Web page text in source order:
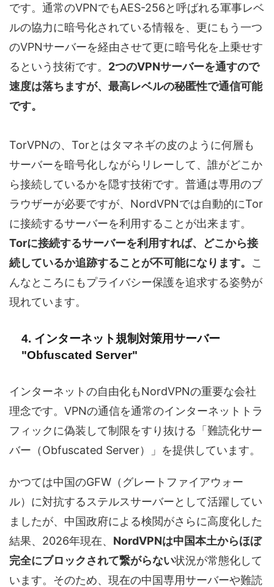
です。通常のVPNでもAES-256と呼ばれる軍事レベ
ルの協力に暗号化されている情報を、更にもう一つ
のVPNサーバーを経由させて更に暗号化を上乗せす
るという技術です。 2つのVPNサーバーを通すので
速度は落ちますが、最高レベルの秘匿性で通信可能
です。
TorVPNの、Torとはタマネギの皮のように何層も
サーバーを暗号化しながらリレーして、誰がどこか
ら接続しているかを隠す技術です。普通は専用のブ
ラウザーが必要ですが、NordVPNでは自動的にTor
に接続するサーバーを利用することが出来ます。
Torに接続するサーバーを利用すれば、どこから接
続しているか追跡することが不可能になります。 こ
んなところにもプライバシー保護を追求する姿勢が
現れています。
4. インターネット規制対策用サーバー
"Obfuscated Server"
インターネットの自由化もNordVPNの重要な会社
理念です。VPNの通信を通常のインターネットトラ
フィックに偽装して制限をすり抜ける「難読化サー
バー（Obfuscated Server）」を提供しています。
かつては中国のGFW（グレートファイアウォー
ル）に対抗するステルスサーバーとして活躍してい
ましたが、中国政府による検閲がさらに高度化した
結果、2026年現在、 NordVPNは中国本土からほぼ
完全にブロックされて繋がらない状況が常態化して
います。そのため、現在の中国専用サーバーや難読